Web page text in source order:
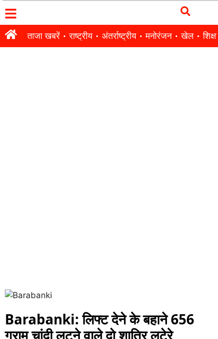
ताजा खबरें राष्ट्रीय अंतर्राष्ट्रीय मनोरंजन खेल शिक्षा
Barabanki: लिफ्ट देने के बहाने 656
ग्राम चांदी लूटने वाले दो शातिर लुटेरे